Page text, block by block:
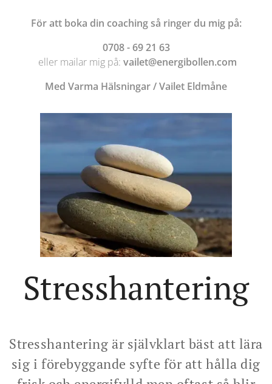
För att boka din coaching så ringer du mig på:
0708 - 69 21 63
eller mailar mig på: vailet@energibollen.com
Med Varma Hälsningar / Vailet Eldmåne
Stresshantering
Stresshantering är självklart bäst att lära
sig i förebyggande syfte för att hålla dig